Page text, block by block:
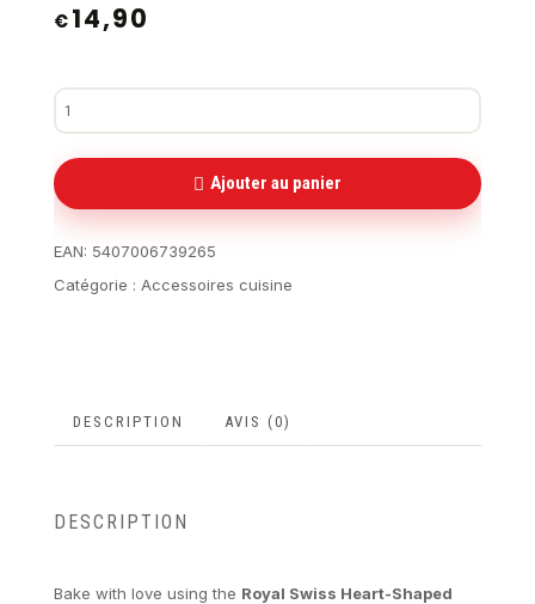
€14,90
Ajouter au panier
EAN: 5407006739265
Catégorie : Accessoires cuisine
DESCRIPTION AVIS (0)
DESCRIPTION
Bake with love using the Royal Swiss Heart-Shaped